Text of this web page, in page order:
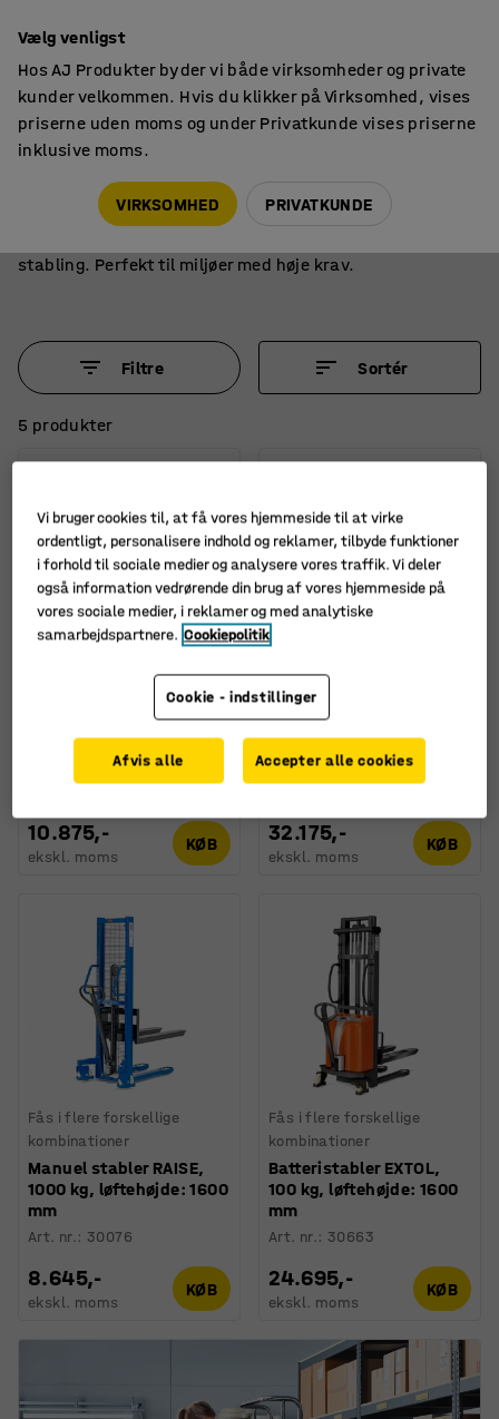
Stablere
stabling. Perfekt til miljøer med høje krav.
Filtre Sortér
5 produkter
Fås i flere forskellige
Manuel stabler RAISE,
1000 kg, løftehøjde: 2500
10.875,-
ekskl. moms
KØB
Fås i flere forskellige
kombinationer
Batteristabler EXTOL,
1500 kg, løftehøjde:
3500 mm
32.175,-
ekskl. moms
KØB
Fås i flere forskellige
kombinationer
Manuel stabler RAISE,
1000 kg, løftehøjde: 1600
mm
Art. nr.: 30076
8.645,-
ekskl. moms
KØB
Fås i flere forskellige
kombinationer
Batteristabler EXTOL,
100 kg, løftehøjde: 1600
mm
Art. nr.: 30663
24.695,-
ekskl. moms
KØB
Vælg venligst
Hos AJ Produkter byder vi både virksomheder og private
kunder velkommen. Hvis du klikker på Virksomhed, vises
priserne uden moms og under Privatkunde vises priserne
inklusive moms.
VIRKSOMHED PRIVATKUNDE
Vi bruger cookies til, at få vores hjemmeside til at virke
ordentligt, personalisere indhold og reklamer, tilbyde funktioner
i forhold til sociale medier og analysere vores traffik. Vi deler
også information vedrørende din brug af vores hjemmeside på
vores sociale medier, i reklamer og med analytiske
samarbejdspartnere. Cookiepolitik
Cookie - indstillinger
Afvis alle Accepter alle cookies